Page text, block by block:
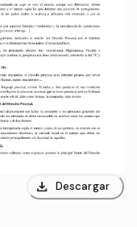
download Descargar